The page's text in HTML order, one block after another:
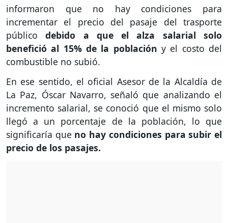
informaron que no hay condiciones para
incrementar el precio del pasaje del trasporte
públicodebido a que el alza salarial solo
benefició al 15% de la población y el costo del
combustible no subió.
En ese sentido, el oficial Asesor de la Alcaldía de
La Paz, Óscar Navarro, señaló que analizando el
incremento salarial, se conoció que el mismo solo
llegó a un porcentaje de la población, lo que
significaría que no hay condiciones para subir el
precio de los pasajes.